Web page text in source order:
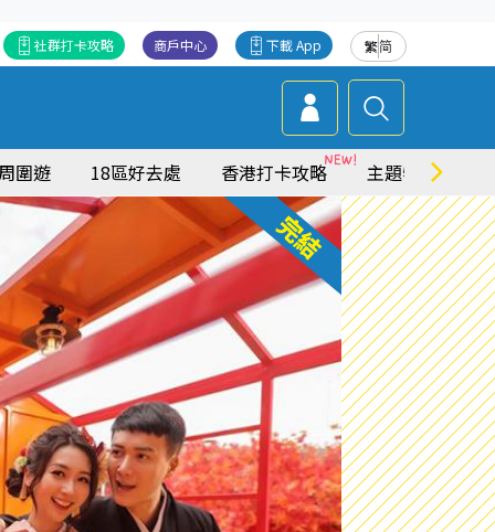
繁简
下載 App
商戶中心
社群打卡攻略
圍遊 18區好去處 香港打卡攻略 主題特集